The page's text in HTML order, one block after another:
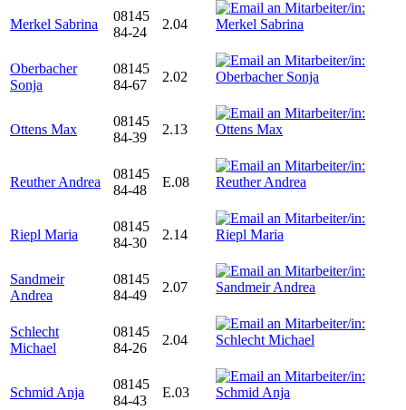
Merkel Sabrina
08145
84-24
2.04
Oberbacher
Sonja
08145
84-67
2.02
Ottens Max
08145
84-39
2.13
Reuther Andrea
08145
84-48
E.08
Riepl Maria
08145
84-30
2.14
Sandmeir
Andrea
08145
84-49
2.07
Schlecht
Michael
08145
84-26
2.04
Schmid Anja
08145
84-43
E.03